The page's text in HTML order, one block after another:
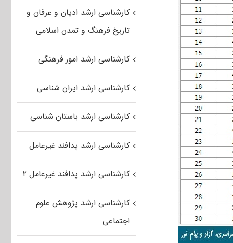
کارشناسی ارشد ادیان و عرفان و
تاریخ فرهنگ و تمدن اسلامی
کارشناسی ارشد امور فرهنگی
کارشناسی ارشد ایران شناسی
کارشناسی ارشد باستان شناسی
کارشناسی ارشد پدافند غیرعامل
کارشناسی ارشد پدافند غیرعامل ۲
کارشناسی ارشد پژوهش علوم
اجتماعی